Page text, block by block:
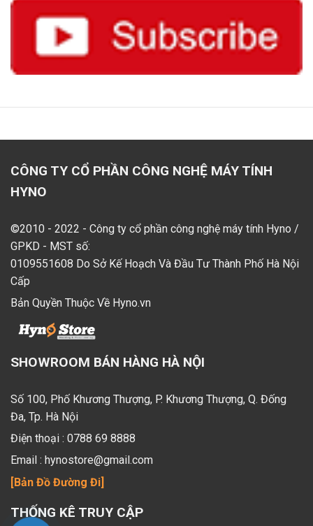
CÔNG TY CỔ PHẦN CÔNG NGHỆ MÁY TÍNH
HYNO
©2010 - 2022 - Công ty cổ phần công nghệ máy tính Hyno /
GPKD - MST số:
0109551608 Do Sở Kế Hoạch Và Đầu Tư Thành Phố Hà Nội
Cấp
Bản Quyền Thuộc Về Hyno.vn
SHOWROOM BÁN HÀNG HÀ NỘI
Số 100, Phố Khương Thượng, P. Khương Thượng, Q. Đống
Đa, Tp. Hà Nội
Điện thoại : 0788 69 8888
Email : hynostore@gmail.com
[Bản Đồ Đường Đi]
THỐNG KÊ TRUY CẬP